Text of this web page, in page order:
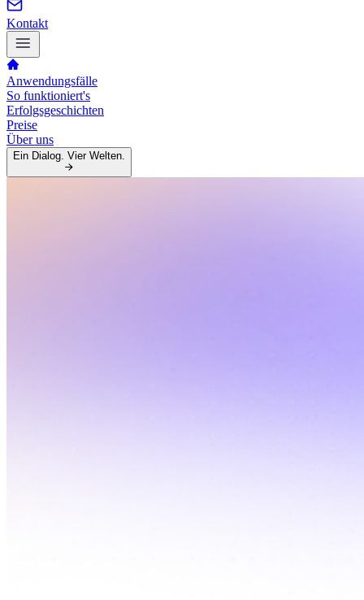
Kontakt
Anwendungsfälle
So funktioniert's
Erfolgsgeschichten
Preise
Über uns
Ein Dialog. Vier Welten.